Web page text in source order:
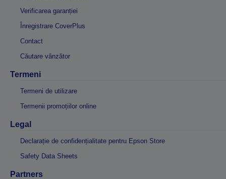
Verificarea garanției
Înregistrare CoverPlus
Contact
Căutare vânzător
Termeni
Termeni de utilizare
Termenii promoțiilor online
Legal
Declarație de confidențialitate pentru Epson Store
Safety Data Sheets
Partners